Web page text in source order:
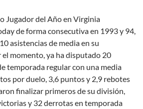
Jugador del Año en Virginia
de forma consecutiva en 1993 y 94,
asistencias de media en su
momento, ya ha disputado 20
temporada regular con una media
por duelo, 3,6 puntos y 2,9 rebotes
finalizar primeros de su división,
y 32 derrotas en temporada